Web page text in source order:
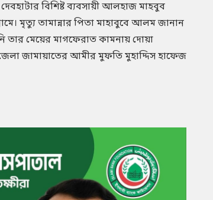
বিশিষ্ট ব্যবসায়ী আলহাজ মাহবুব
মৃত্যু তামান্নার পিতা মাহাবুবে আলম জানান
তার মেয়ের মাগফেরাত কামনায় দোয়া
জামায়াতের আমীর মুফতি মুহাদ্দিস হাফেজ